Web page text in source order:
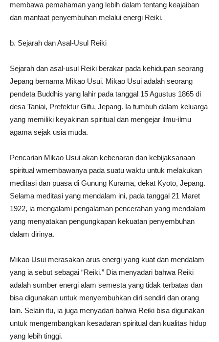
membawa pemahaman yang lebih dalam tentang keajaiban
dan manfaat penyembuhan melalui energi Reiki.
b. Sejarah dan Asal-Usul Reiki
Sejarah dan asal-usul Reiki berakar pada kehidupan seorang
Jepang bernama Mikao Usui. Mikao Usui adalah seorang
pendeta Buddhis yang lahir pada tanggal 15 Agustus 1865 di
desa Taniai, Prefektur Gifu, Jepang. Ia tumbuh dalam keluarga
yang memiliki keyakinan spiritual dan mengejar ilmu-ilmu
agama sejak usia muda.
Pencarian Mikao Usui akan kebenaran dan kebijaksanaan
spiritual wmembawanya pada suatu waktu untuk melakukan
meditasi dan puasa di Gunung Kurama, dekat Kyoto, Jepang.
Selama meditasi yang mendalam ini, pada tanggal 21 Maret
1922, ia mengalami pengalaman pencerahan yang mendalam
yang menyatakan pengungkapan kekuatan penyembuhan
dalam dirinya.
Mikao Usui merasakan arus energi yang kuat dan mendalam
yang ia sebut sebagai “Reiki.” Dia menyadari bahwa Reiki
adalah sumber energi alam semesta yang tidak terbatas dan
bisa digunakan untuk menyembuhkan diri sendiri dan orang
lain. Selain itu, ia juga menyadari bahwa Reiki bisa digunakan
untuk mengembangkan kesadaran spiritual dan kualitas hidup
yang lebih tinggi.